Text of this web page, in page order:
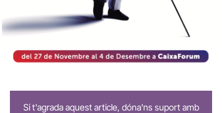
Si t'agrada aquest article, dóna'ns suport amb